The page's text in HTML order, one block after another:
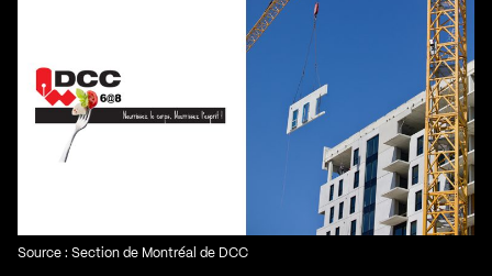
Source : Section de Montréal de DCC